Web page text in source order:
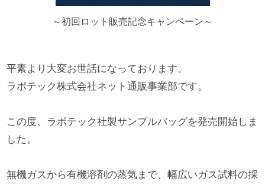
～初回ロット販売記念キャンペーン～
平素より大変お世話になっております。
ラボテック株式会社ネット通販事業部です。
この度、ラボテック社製サンプルバッグを発売開始しま
した。
無機ガスから有機溶剤の蒸気まで、幅広いガス試料の採